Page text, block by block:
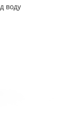
воду